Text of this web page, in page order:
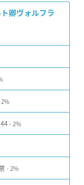
卿ヴォルフラ
2%
44 2%
2%